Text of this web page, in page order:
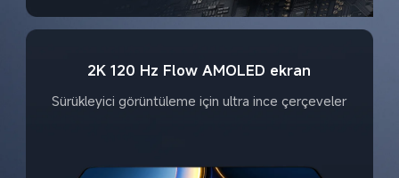
2K 120 Hz Flow AMOLED ekran
Sürükleyici görüntüleme için ultra ince çerçeveler